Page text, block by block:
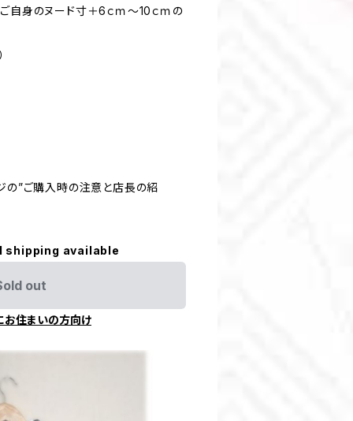
自身のヌード寸＋6ｃｍ～10ｃｍの
の”ご購入時の注意と店長の紹
shipping available
out
お住まいの方向け